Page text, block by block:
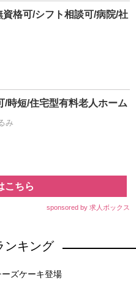
資格可/シフト相談可/病院/社
/時短/住宅型有料老人ホーム
み
こちら
sponsored by 求人ボックス
ンキング
ズケーキ登場